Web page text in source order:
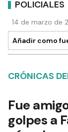
POLICIALES
14 de marzo de
Añadir como
CRÓNICAS
Fue
golpes a